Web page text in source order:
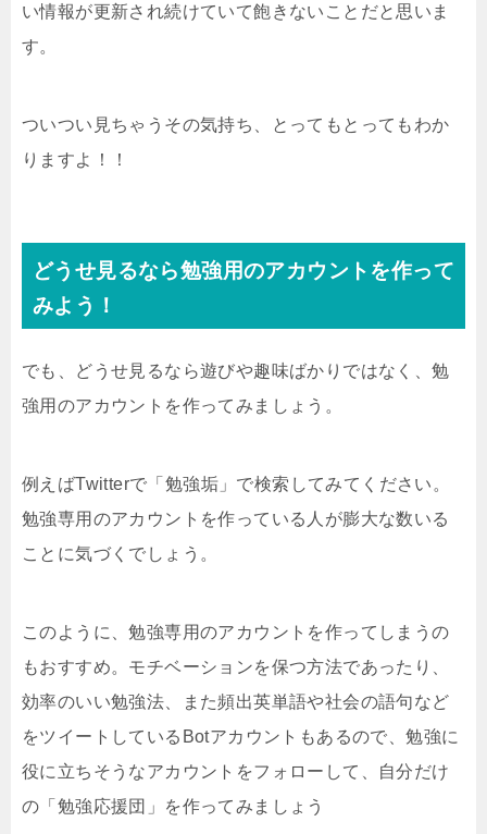
い情報が更新され続けていて飽きないことだと思いま
す。
ついつい見ちゃうその気持ち、とってもとってもわか
りますよ！！
どうせ見るなら勉強用のアカウントを作って
みよう！
でも、どうせ見るなら遊びや趣味ばかりではなく、勉
強用のアカウントを作ってみましょう。
例えばTwitterで「勉強垢」で検索してみてください。
勉強専用のアカウントを作っている人が膨大な数いる
ことに気づくでしょう。
このように、勉強専用のアカウントを作ってしまうの
もおすすめ。モチベーションを保つ方法であったり、
効率のいい勉強法、また頻出英単語や社会の語句など
をツイートしているBotアカウントもあるので、勉強に
役に立ちそうなアカウントをフォローして、自分だけ
の「勉強応援団」を作ってみましょう